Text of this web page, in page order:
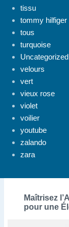
tissu
tommy hilfiger
tous
turquoise
Uncategorized
velours
vert
vieux rose
violet
voilier
youtube
zalando
zara
Maîtrisez
pour une